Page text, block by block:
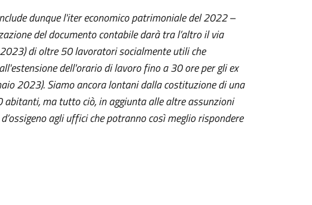
dunque l'iter economico patrimoniale del 2022–
del documento contabile darà tra l’altro il via
di oltre 50 lavoratori socialmente utili che
dell'orario di lavoro fino a 30 ore per gli ex
2023). Siamo ancora lontani dalla costituzione di una
ma tutto ciò, in aggiunta alle altre assunzioni
agli uffici che potranno così meglio rispondere